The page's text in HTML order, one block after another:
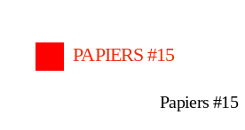
PAPIERS #15
Papiers #15